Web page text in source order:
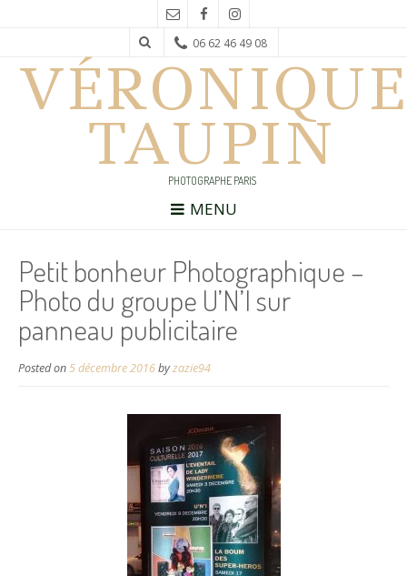
06 62 46 49 08
VÉRONIQUE
TAUPIN
PHOTOGRAPHE PARIS
MENU
Petit bonheur Photographique –
Photo du groupe U’N’I sur
panneau publicitaire
Posted on5 décembre 2016byzazie94